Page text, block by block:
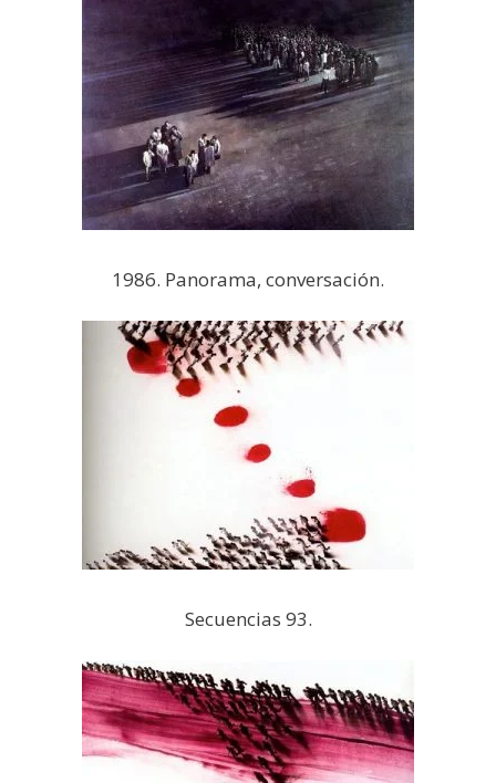
1986. Panorama, conversación.
Secuencias 93.